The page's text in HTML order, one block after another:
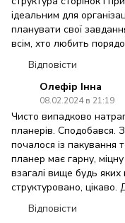
ідеальним для
планувати свої
всім, хто любить
Відповісти
Олефір Інна
08.02.2024 в 21:19
Чисто випадково
планерів.
почалося із пакування
планер має гарну, міцну
взагалі вище будь
структуровано, цікаво.
Відповісти